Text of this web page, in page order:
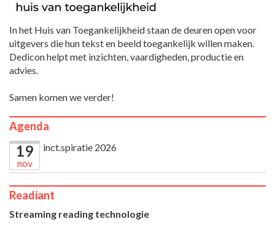
In het Huis van Toegankelijkheid staan de deuren open voor
uitgevers die hun tekst en beeld toegankelijk willen maken.
Dedicon helpt met inzichten, vaardigheden, productie en
advies.
Samen komen we verder!
Agenda
19
nov
inct.spiratie 2026
Readiant
Streaming reading technologie